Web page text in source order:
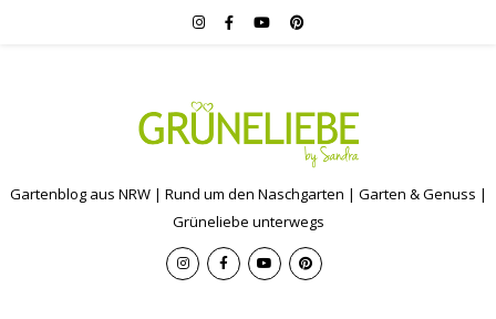
Gartenblog aus NRW | Rund um den Naschgarten | Garten & Genuss |
Grüneliebe unterwegs